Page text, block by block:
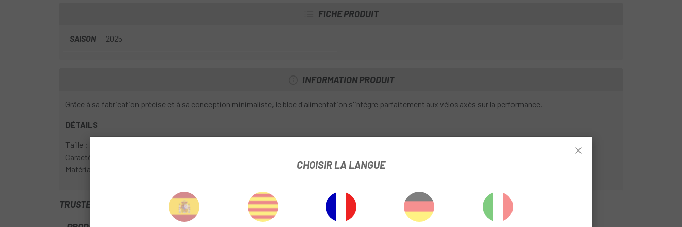
FICHE PRODUIT
SAISON 2025
INFORMATION PRODUIT
Grâce à sa fabrication précise et à sa conception minimaliste, le bloc d'alimentation s'intègre parfaitement aux vélos axés sur la performance.
DÉTAILS
Taille : 70 mm/80 mm/90 mm/100 mm/110 mm
Caractéristiques : Angle de potence 0° ; diamètre de serrage du guidon 31,8 mm ; diamètre de serrage de la fourche 28,6 mm ; hauteur de serrage 40 mm
Matériau : aluminium 6061
TRUSTED SHOPS REVIEWS
CHOISIR LA LANGUE